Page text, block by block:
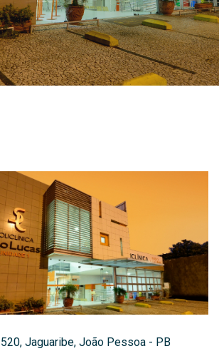
Jaguaribe, João Pessoa - PB